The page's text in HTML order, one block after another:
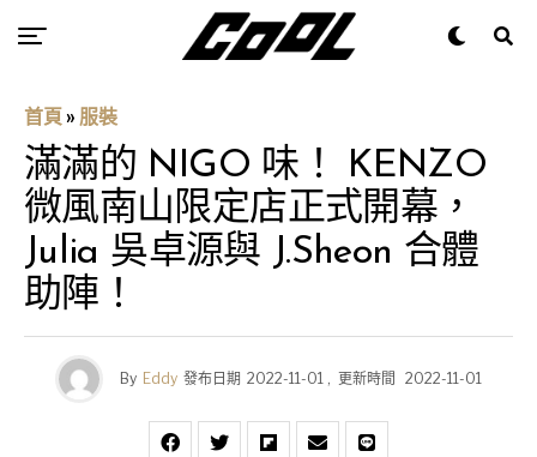
首頁 » 服裝
滿滿的 NIGO 味！ KENZO
微風南山限定店正式開幕，
Julia 吳卓源與 J.Sheon 合體
助陣！
By Eddy 發布日期 2022-11-01 , 更新時間 2022-11-01